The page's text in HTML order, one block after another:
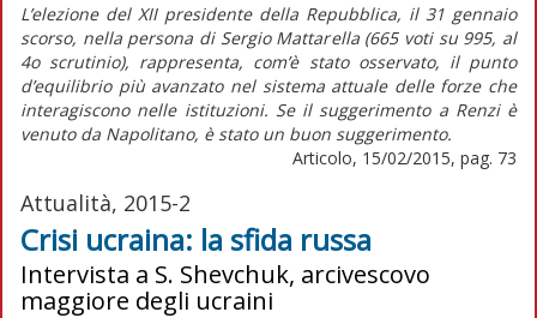
L’elezione del XII presidente della Repubblica, il 31 gennaio
scorso, nella persona di Sergio Mattarella (665 voti su 995, al
4o scrutinio), rappresenta, com’è stato osservato, il punto
d’equilibrio più avanzato nel sistema attuale delle forze che
interagiscono nelle istituzioni. Se il suggerimento a Renzi è
venuto da Napolitano, è stato un buon suggerimento.
Articolo, 15/02/2015, pag. 73
Attualità, 2015-2
Crisi ucraina: la sfida russa
Intervista a S. Shevchuk, arcivescovo
maggiore degli ucraini